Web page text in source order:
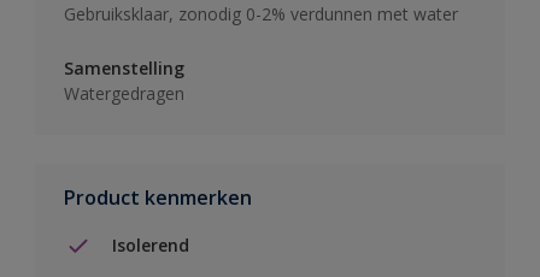
Gebruiksklaar, zonodig 0-2% verdunnen met water
Samenstelling
Watergedragen
Product kenmerken
Isolerend